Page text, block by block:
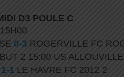
D3 POULE C
0-3 ROGERVILLE FC
2 15:00 US
1-1 LE HAVRE FC 2012 2